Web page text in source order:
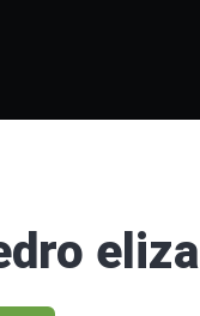
eliza